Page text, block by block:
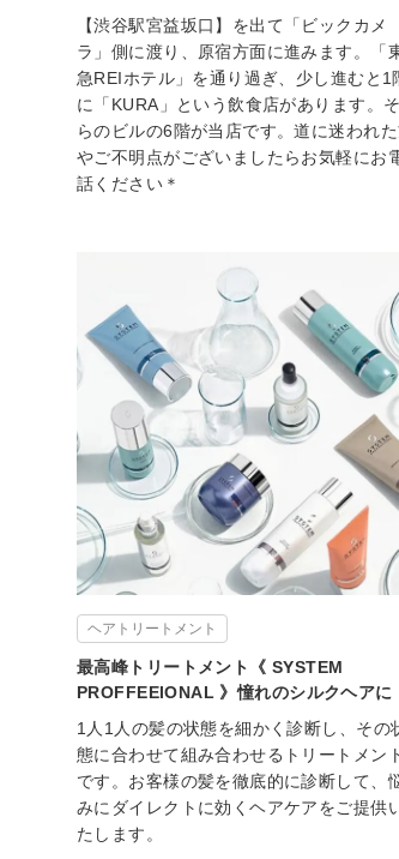
【渋谷駅宮益坂口】を出て「ビックカメ
ラ」側に渡り、原宿方面に進みます。「
急REIホテル」を通り過ぎ、少し進むと1
に「KURA」という飲食店があります。
らのビルの6階が当店です。道に迷われ
やご不明点がございましたらお気軽にお
話ください＊
ヘアトリートメント
最高峰トリートメント《 SYSTEM
PROFFEEIONAL 》憧れのシルクヘアに
1人1人の髪の状態を細かく診断し、その
態に合わせて組み合わせるトリートメン
です。お客様の髪を徹底的に診断して、
みにダイレクトに効くヘアケアをご提供
たします。